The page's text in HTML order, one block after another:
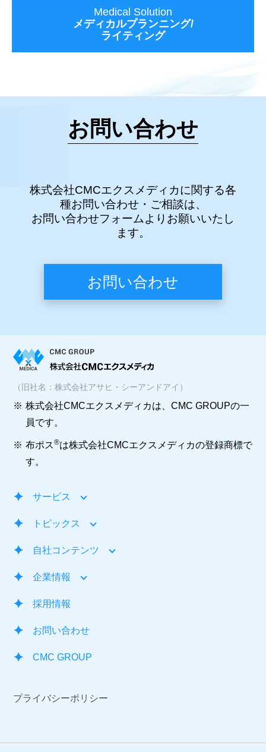
Medical Solution
メディカルプランニング/
ライティング
お問い合わせ
株式会社CMCエクスメディカに関する各
種お問い合わせ・ご相談は、
お問い合わせフォームよりお願いいたし
ます。
お問い合わせ
（旧社名：株式会社アサヒ・シーアンドアイ）
※ 株式会社CMCエクスメディカは、CMC GROUPの一
員です。
※ 布ポス®は株式会社CMCエクスメディカの登録商標で
す。
サービス
トピックス
自社コンテンツ
企業情報
採用情報
お問い合わせ
CMC GROUP
プライバシーポリシー